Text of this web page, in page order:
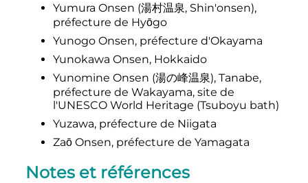
Yumura Onsen (湯村温泉, Shin'onsen),
préfecture de Hyōgo
Yunogo Onsen, préfecture d'Okayama
Yunokawa Onsen, Hokkaido
Yunomine Onsen (湯の峰温泉), Tanabe,
préfecture de Wakayama, site de
l'UNESCO World Heritage (Tsuboyu bath)
Yuzawa, préfecture de Niigata
Zaō Onsen, préfecture de Yamagata
Notes et références